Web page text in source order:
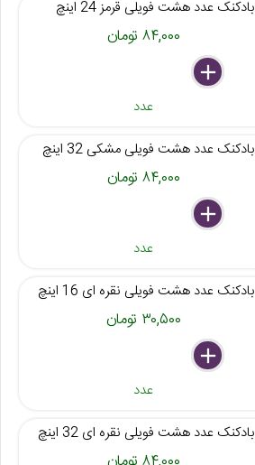
بادکنک عدد هشت فویلی قرمز 24 اینچ
۸۴,۰۰۰ تومان
delete
remove
add
عدد
بادکنک عدد هشت فویلی مشکی 32 اینچ
۸۴,۰۰۰ تومان
delete
remove
add
عدد
بادکنک عدد هشت فویلی نقره ای 16 اینچ
۳۰,۵۰۰ تومان
delete
remove
add
عدد
بادکنک عدد هشت فویلی نقره ای 32 اینچ